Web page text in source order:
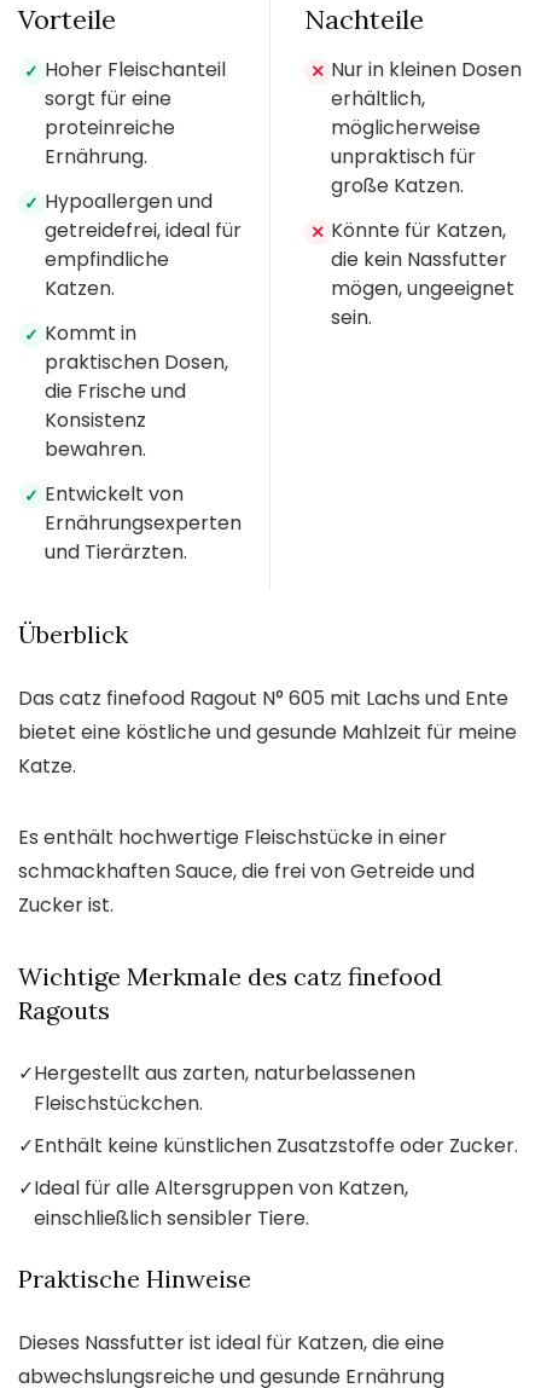
Vorteile
✓ Hoher Fleischanteil
sorgt für eine
proteinreiche
Ernährung.
✓ Hypoallergen und
getreidefrei, ideal für
empfindliche
Katzen.
✓ Kommt in
praktischen Dosen,
die Frische und
Konsistenz
bewahren.
✓ Entwickelt von
Ernährungsexperten
und Tierärzten.
Nachteile
✕ Nur in kleinen Dosen
erhältlich,
möglicherweise
unpraktisch für
große Katzen.
✕ Könnte für Katzen,
die kein Nassfutter
mögen, ungeeignet
sein.
Überblick
Das catz finefood Ragout N° 605 mit Lachs und Ente
bietet eine köstliche und gesunde Mahlzeit für meine
Katze.
Es enthält hochwertige Fleischstücke in einer
schmackhaften Sauce, die frei von Getreide und
Zucker ist.
Wichtige Merkmale des catz finefood
Ragouts
✓Hergestellt aus zarten, naturbelassenen
Fleischstückchen.
✓Enthält keine künstlichen Zusatzstoffe oder Zucker.
✓Ideal für alle Altersgruppen von Katzen,
einschließlich sensibler Tiere.
Praktische Hinweise
Dieses Nassfutter ist ideal für Katzen, die eine
abwechslungsreiche und gesunde Ernährung